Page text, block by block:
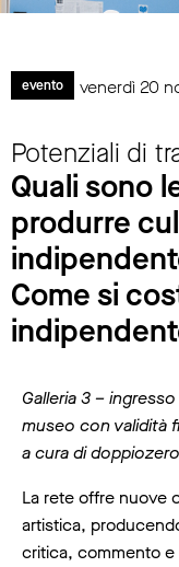
evento venerdì 20
Potenziali di
Quali sono
produrre
Come si
Galleria 3 –
museo con validità
a cura di doppiozero
La rete offre nuove
artistica,
critica, commento